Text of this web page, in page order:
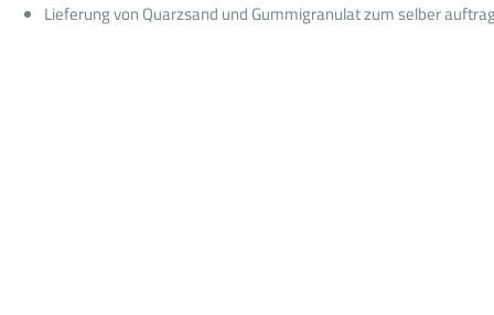
Lieferung von Quarzsand und Gummigranulat zum selber